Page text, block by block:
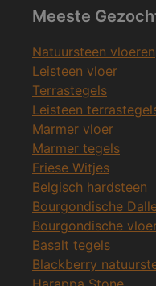
Meeste
Natuursteen vloeren
Leisteen vloer
Terrastegels
Leisteen
Marmer vloer
Marmer tegels
Friese Witjes
Belgisch hardsteen
Bourgondische
Bourgondische
Basalt tegels
Blackberry